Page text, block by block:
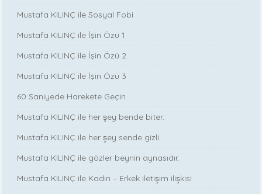
Mustafa KILINÇ ile Sosyal Fobi
Mustafa KILINÇ ile İşin Özü 1
Mustafa KILINÇ ile İşin Özü 2
Mustafa KILINÇ ile İşin Özü 3
60 Saniyede Harekete Geçin
Mustafa KILINÇ ile her şey bende biter.
Mustafa KILINÇ ile her şey sende gizli.
Mustafa KILINÇ ile gözler beynin aynasıdır.
Mustafa KILINÇ ile Kadın – Erkek iletişim ilişkisi